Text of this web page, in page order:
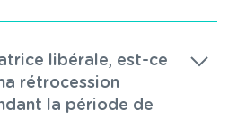
libérale, est-ce
rétrocession
la période de